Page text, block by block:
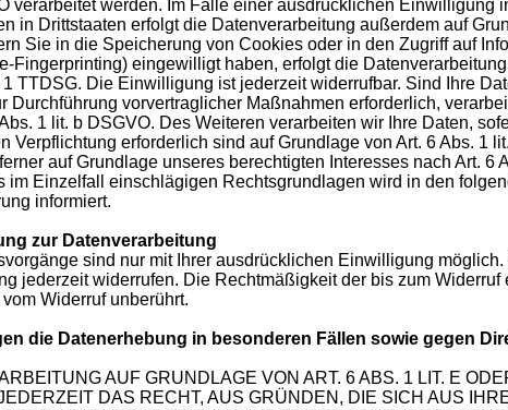
verarbeitet werden. Im Falle einer ausdrücklichen Einwilligung
in Drittstaaten erfolgt die Datenverarbeitung außerdem auf
Sie in die Speicherung von Cookies oder in den Zugriff auf
Fingerprinting) eingewilligt haben, erfolgt die
TTDSG. Die Einwilligung ist jederzeit widerrufbar. Sind Ihre
Durchführung vorvertraglicher Maßnahmen erforderlich,
1 lit. b DSGVO. Des Weiteren verarbeiten wir Ihre Daten,
Verpflichtung erforderlich sind auf Grundlage von Art. 6 Abs. 1
auf Grundlage unseres berechtigten Interesses nach Art. 6
im Einzelfall einschlägigen Rechtsgrundlagen wird in den
informiert.
zur Datenverarbeitung
sind nur mit Ihrer ausdrücklichen Einwilligung
jederzeit widerrufen. Die Rechtmäßigkeit der bis zum Widerruf
Widerruf unberührt.
die Datenerhebung in besonderen Fällen sowie gegen
AUF GRUNDLAGE VON ART. 6 ABS. 1 LIT. E
DAS RECHT, AUS GRÜNDEN, DIE SICH AUS